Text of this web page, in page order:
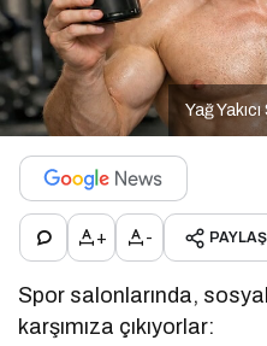
Yağ
+ - PAYLAŞ
Spor salonlarında,
karşımıza çıkıyorlar: